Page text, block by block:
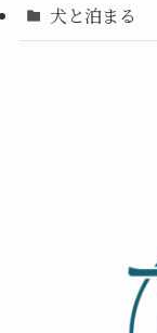
犬と泊まる